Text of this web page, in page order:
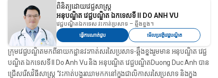
ពិនិត្យដោយវេជ្ជសាស្ត្រ
អនុបណ្ឌិត វេជ្ជបណ្ឌិត ឯកទេសទី II DO ANH VU
វេជ្ជបណ្ឌិតឯកទេស វះកាត់ប្រសាទ – ឆ្អឹងខ្នង។
ធ្វើការណាត់ជួប មើលប្រវត្តិវេជ្ជបណ្ឌិត
ក្រុមវេជ្ជបណ្ឌិតមកពីនាយកដ្ឋានវះកាត់សរសៃប្រសាទ-ឆ្អឹងខ្នងរួមមាន អនុបណ្ឌិត វេជ្ជ
បណ្ឌិត ឯកទេសទី II Do Anh Vu និង អនុបណ្ឌិត វេជ្ជបណ្ឌិតDuong Duc Anh បាន
ជ្រើសរើសវិធីសាស្រ្ត “វះកាត់បង្ហូរឈាមកកនៅក្នុងជាលិកាសរសៃប្រសាទ និងក្នុង